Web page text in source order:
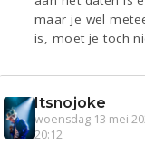
maar je wel
is, moet je toch
Itsnojoke
woensdag 13 mei
20:12